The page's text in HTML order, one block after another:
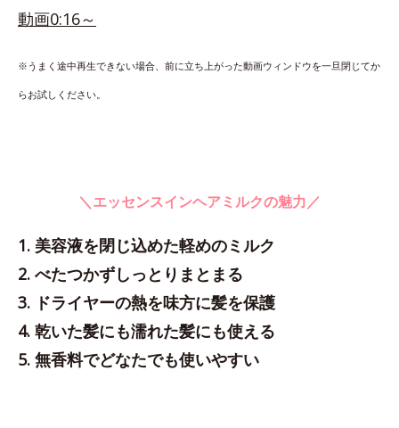
動画0:16～
※うまく途中再生できない場合、前に立ち上がった動画ウィンドウを一旦閉じてか
らお試しください。
＼エッセンスインヘアミルクの魅力／
1. 美容液を閉じ込めた軽めのミルク
2. べたつかずしっとりまとまる
3. ドライヤーの熱を味方に髪を保護
4. 乾いた髪にも濡れた髪にも使える
5. 無香料でどなたでも使いやすい